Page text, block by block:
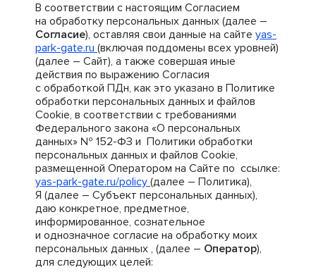
В соответствии с настоящим Согласием
на обработку персональных данных (далее –
Согласие), оставляя свои данные на сайте yas-
park-gate.ru (включая поддомены всех уровней)
(далее – Сайт), а также совершая иные
действия по выражению Согласия
с обработкой ПДн, как это указано в Политике
обработки персональных данных и файлов
Cookie, в соответствии с требованиями
Федерального закона «О персональных
данных» № 152-ФЗ и Политики обработки
персональных данных и файлов Cookie,
размещенной Оператором на Сайте по ссылке:
yas-park-gate.ru/policy (далее – Политика),
Я (далее – Субъект персональных данных),
даю конкретное, предметное,
информированное, сознательное
и однозначное согласие на обработку моих
персональных данных , (далее – Оператор),
для следующих целей: